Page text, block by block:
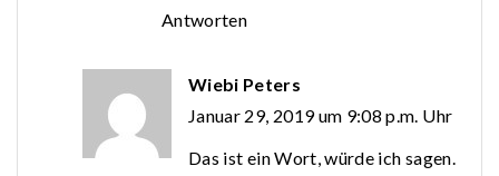
Antworten
Wiebi Peters
Januar 29, 2019 um 9:08 p.m. Uhr
Das ist ein Wort, würde ich sagen.